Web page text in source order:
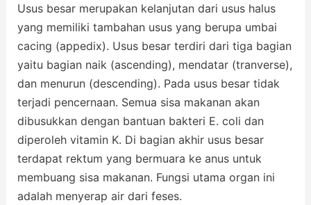
Usus besar merupakan kelanjutan dari usus halus
yang memiliki tambahan usus yang berupa umbai
cacing (appedix). Usus besar terdiri dari tiga bagian
yaitu bagian naik (ascending), mendatar (tranverse),
dan menurun (descending). Pada usus besar tidak
terjadi pencernaan. Semua sisa makanan akan
dibusukkan dengan bantuan bakteri E. coli dan
diperoleh vitamin K. Di bagian akhir usus besar
terdapat rektum yang bermuara ke anus untuk
membuang sisa makanan. Fungsi utama organ ini
adalah menyerap air dari feses.